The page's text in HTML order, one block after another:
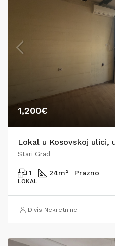
1,200€
Stari Grad
1 24m² Prazno
LOKAL
Divis Nekretnine